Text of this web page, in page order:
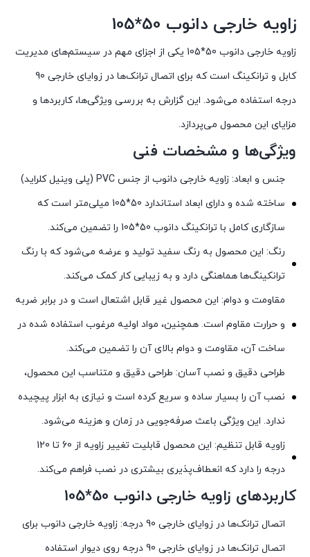
زاویه خارجی دانوب 50*105
زاویه خارجی دانوب 50*105 یکی از اجزای مهم در سیستم‌های مدیریت
کابل و ترانکینگ است که برای اتصال ترانک‌ها در زوایای خارجی 90
درجه استفاده می‌شود. این گزارش به بررسی ویژگی‌ها، کاربردها و
مزایای این محصول می‌پردازد.
ویژگی‌ها و مشخصات فنی
جنس و ابعاد: زاویه خارجی دانوب از جنس PVC (پلی وینیل کلراید)
ساخته شده و دارای ابعاد استاندارد 50*105 میلی‌متر است که
سازگاری کامل با ترانکینگ دانوب 50*105 را تضمین می‌کند.
رنگ: این محصول به رنگ سفید تولید و عرضه می‌شود که با رنگ
ترانکینگ‌ها هماهنگی دارد و به زیبایی کار کمک می‌کند.
مقاومت و دوام: این محصول غیر قابل اشتعال است و در برابر ضربه
و حرارت مقاوم است. همچنین، مواد اولیه مرغوب استفاده شده در
ساخت آن، مقاومت و دوام بالای آن را تضمین می‌کند.
طراحی دقیق و نصب آسان: طراحی دقیق و متناسب این محصول،
نصب آن را بسیار ساده و سریع کرده است و نیازی به ابزار پیچیده
ندارد. این ویژگی باعث صرفه‌جویی در زمان و هزینه می‌شود.
زاویه قابل تنظیم: این محصول قابلیت تغییر زاویه از 60 تا 120
درجه را دارد که انعطاف‌پذیری بیشتری در نصب فراهم می‌کند.
کاربردهای زاویه خارجی دانوب 50*105
اتصال ترانک‌ها در زوایای خارجی 90 درجه: زاویه خارجی دانوب برای
اتصال ترانک‌ها در زوایای خارجی 90 درجه روی دیوار استفاده